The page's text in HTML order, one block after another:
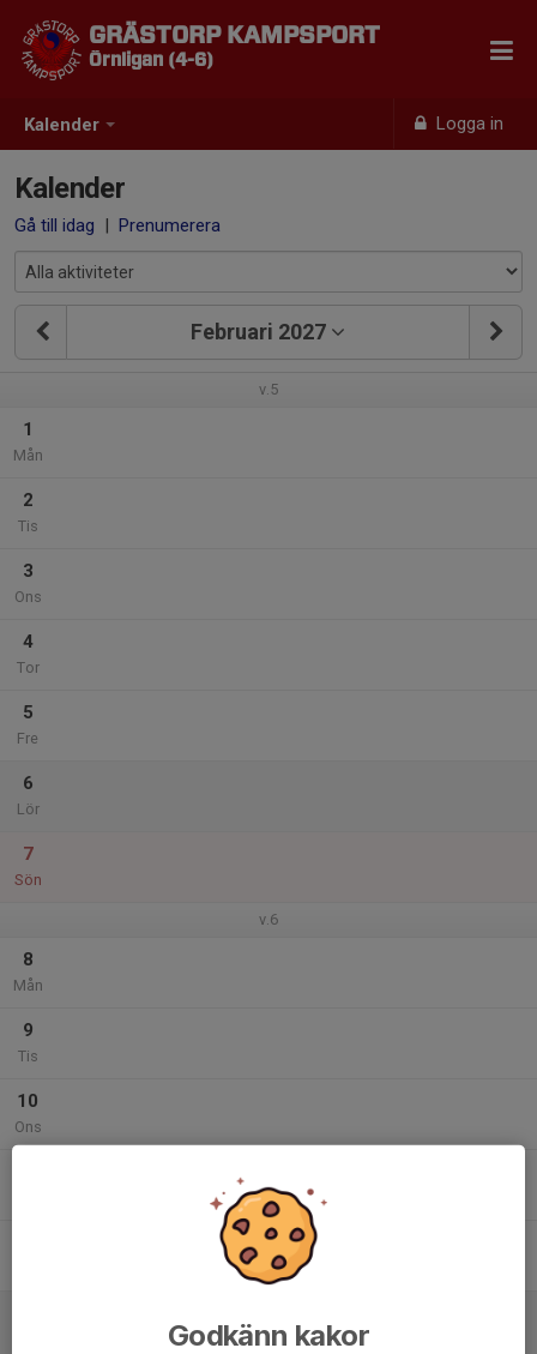
Kalender Logga in
GRÄSTORP KAMPSPORT
Örnligan (4-6)
Kalender
Gå till idag | Prenumerera
Februari 2027
v.5
1
Mån
2
Tis
3
Ons
4
Tor
5
Fre
6
Lör
7
Sön
v.6
8
Mån
9
Tis
10
Ons
Godkänn kakor